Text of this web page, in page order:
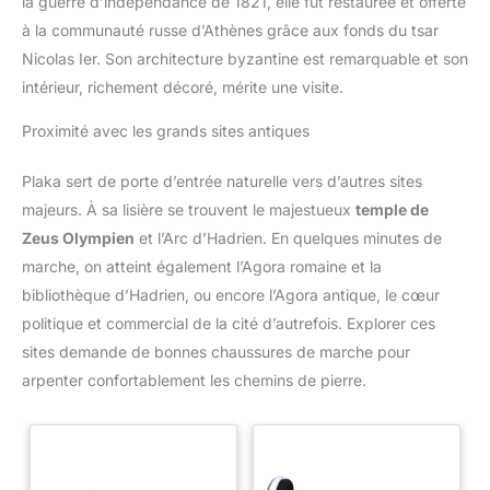
à la communauté russe d’Athènes grâce aux fonds du tsar
Nicolas Ier. Son architecture byzantine est remarquable et son
intérieur, richement décoré, mérite une visite.
Proximité avec les grands sites antiques
Plaka sert de porte d’entrée naturelle vers d’autres sites
majeurs. À sa lisière se trouvent le majestueux temple de
Zeus Olympien et l’Arc d’Hadrien. En quelques minutes de
marche, on atteint également l’Agora romaine et la
bibliothèque d’Hadrien, ou encore l’Agora antique, le cœur
politique et commercial de la cité d’autrefois. Explorer ces
sites demande de bonnes chaussures de marche pour
arpenter confortablement les chemins de pierre.